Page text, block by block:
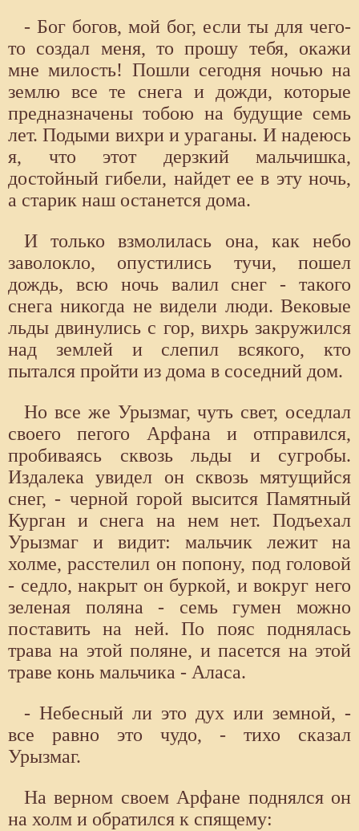
- Бог богов, мой бог, если ты для чего-
то создал меня, то прошу тебя, окажи
мне милость! Пошли сегодня ночью на
землю все те снега и дожди, которые
предназначены тобою на будущие семь
лет. Подыми вихри и ураганы. И надеюсь
я, что этот дерзкий мальчишка,
достойный гибели, найдет ее в эту ночь,
а старик наш останется дома.
И только взмолилась она, как небо
заволокло, опустились тучи, пошел
дождь, всю ночь валил снег - такого
снега никогда не видели люди. Вековые
льды двинулись с гор, вихрь закружился
над землей и слепил всякого, кто
пытался пройти из дома в соседний дом.
Но все же Урызмаг, чуть свет, оседлал
своего пегого Арфана и отправился,
пробиваясь сквозь льды и сугробы.
Издалека увидел он сквозь мятущийся
снег, - черной горой высится Памятный
Курган и снега на нем нет. Подъехал
Урызмаг и видит: мальчик лежит на
холме, расстелил он попону, под головой
- седло, накрыт он буркой, и вокруг него
зеленая поляна - семь гумен можно
поставить на ней. По пояс поднялась
трава на этой поляне, и пасется на этой
траве конь мальчика - Аласа.
- Небесный ли это дух или земной, -
все равно это чудо, - тихо сказал
Урызмаг.
На верном своем Арфане поднялся он
на холм и обратился к спящему: